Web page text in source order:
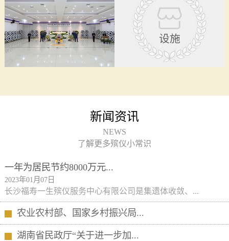
设施
新闻资讯
NEWS
了解更多殡仪小常识
一年为居民节约8000万元...
2023年01月07日
长沙福寿一生殡仪服务中心有限公司是集遗体收敛、...
农业农村部、国家乡村振兴局...
湖南省民政厅“关于进一步加...